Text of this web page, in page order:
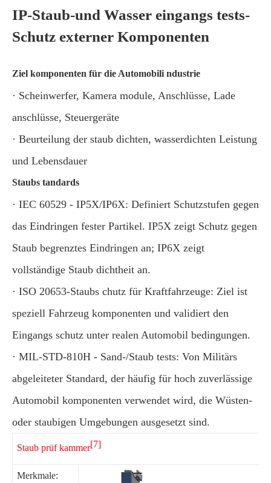
IP-Staub-und Wasser eingangs tests-
Schutz externer Komponenten
Ziel komponenten für die Automobili ndustrie
· Scheinwerfer, Kamera module, Anschlüsse, Lade
anschlüsse, Steuergeräte
· Beurteilung der staub dichten, wasserdichten Leistung
und Lebensdauer
Staubs tandards
· IEC 60529 - IP5X/IP6X: Definiert Schutzstufen gegen
das Eindringen fester Partikel. IP5X zeigt Schutz gegen
Staub begrenztes Eindringen an; IP6X zeigt
vollständige Staub dichtheit an.
· ISO 20653-Staubs chutz für Kraftfahrzeuge: Ziel ist
speziell Fahrzeug komponenten und validiert den
Eingangs schutz unter realen Automobil bedingungen.
· MIL-STD-810H - Sand-/Staub tests: Von Militärs
abgeleiteter Standard, der häufig für hoch zuverlässige
Automobil komponenten verwendet wird, die Wüsten-
oder staubigen Umgebungen ausgesetzt sind.
Staub prüf kammer[7]
Merkmale: